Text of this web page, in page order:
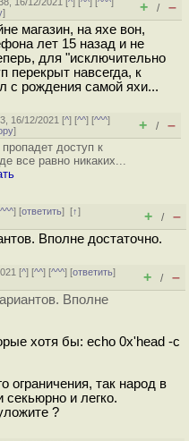
] + / –
магазин, на яхе вон,
лет 15 назад и не
для "исключительно
перекрыт навсегда, к
с рождения самой яхи...
16/12/2021 [^] [^^] [^^^]
] + / –
доступ к
все равно никаких...
^^^] [ответить][↑]
+ / –
Вполне достаточно.
[^] [^^] [^^^] [ответить]
+ / –
Вполне
хотя бы: echo 0x'head -c
ограничения, так народ в
и легко.
?